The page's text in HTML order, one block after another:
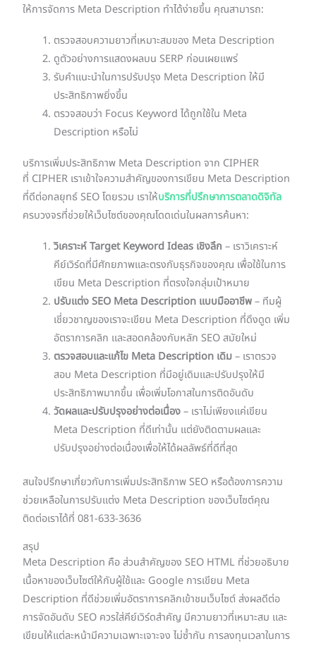
ให้การจัดการ Meta Description ทำได้ง่ายขึ้น คุณสามารถ:
ตรวจสอบความยาวที่เหมาะสมของ Meta Description
ดูตัวอย่างการแสดงผลบน SERP ก่อนเผยแพร่
รับคำแนะนำในการปรับปรุง Meta Description ให้มี
ประสิทธิภาพยิ่งขึ้น
ตรวจสอบว่า Focus Keyword ได้ถูกใช้ใน Meta
Description หรือไม่
บริการเพิ่มประสิทธิภาพ Meta Description จาก CIPHER
ที่ CIPHER เราเข้าใจความสำคัญของการเขียน Meta Description
ที่ดีต่อกลยุทธ์ SEO โดยรวม เราให้บริการที่ปรึกษาการตลาดดิจิทัล
ครบวงจรที่ช่วยให้เว็บไซต์ของคุณโดดเด่นในผลการค้นหา:
วิเคราะห์ Target Keyword Ideas เชิงลึก – เราวิเคราะห์
คีย์เวิร์ดที่มีศักยภาพและตรงกับธุรกิจของคุณ เพื่อใช้ในการ
เขียน Meta Description ที่ตรงใจกลุ่มเป้าหมาย
ปรับแต่ง SEO Meta Description แบบมืออาชีพ– ทีมผู้
เชี่ยวชาญของเราจะเขียน Meta Description ที่ดึงดูด เพิ่ม
อัตราการคลิก และสอดคล้องกับหลัก SEO สมัยใหม่
ตรวจสอบและแก้ไข Meta Description เดิม– เราตรวจ
สอบ Meta Description ที่มีอยู่เดิมและปรับปรุงให้มี
ประสิทธิภาพมากขึ้น เพื่อเพิ่มโอกาสในการติดอันดับ
วัดผลและปรับปรุงอย่างต่อเนื่อง– เราไม่เพียงแค่เขียน
Meta Description ที่ดีเท่านั้น แต่ยังติดตามผลและ
ปรับปรุงอย่างต่อเนื่องเพื่อให้ได้ผลลัพธ์ที่ดีที่สุด
สนใจปรึกษาเกี่ยวกับการเพิ่มประสิทธิภาพ SEO หรือต้องการความ
ช่วยเหลือในการปรับแต่ง Meta Description ของเว็บไซต์คุณ
ติดต่อเราได้ที่ 081-633-3636
สรุป
Meta Description คือ ส่วนสำคัญของ SEO HTML ที่ช่วยอธิบาย
เนื้อหาของเว็บไซต์ให้กับผู้ใช้และ Google การเขียน Meta
Description ที่ดีช่วยเพิ่มอัตราการคลิกเข้าชมเว็บไซต์ ส่งผลดีต่อ
การจัดอันดับ SEO ควรใส่คีย์เวิร์ดสำคัญ มีความยาวที่เหมาะสม และ
เขียนให้แต่ละหน้ามีความเฉพาะเจาะจง ไม่ซ้ำกัน การลงทุนเวลาในการ